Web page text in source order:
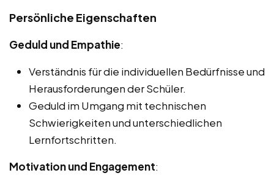
Persönliche Eigenschaften
Geduld und Empathie:
Verständnis für die individuellen Bedürfnisse und
Herausforderungen der Schüler.
Geduld im Umgang mit technischen
Schwierigkeiten und unterschiedlichen
Lernfortschritten.
Motivation und Engagement: